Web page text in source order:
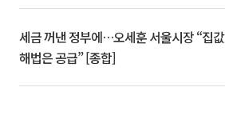
세금 꺼낸 정부에…오세훈 서울시장 “집값
해법은 공급” [종합]